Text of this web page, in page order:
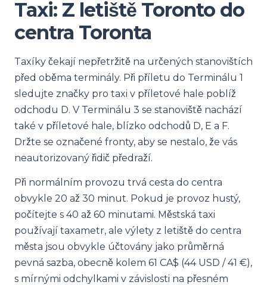
Taxi: Z letiště Toronto do
centra Toronta
Taxíky čekají nepřetržitě na určených stanovištích
před oběma terminály. Při příletu do Terminálu 1
sledujte značky pro taxi v příletové hale poblíž
odchodu D. V Terminálu 3 se stanoviště nachází
také v příletové hale, blízko odchodů D, E a F.
Držte se označené fronty, aby se nestalo, že vás
neautorizovaný řidič předraží.
Při normálním provozu trvá cesta do centra
obvykle 20 až 30 minut. Pokud je provoz hustý,
počítejte s 40 až 60 minutami. Městská taxi
používají taxametr, ale výlety z letiště do centra
města jsou obvykle účtovány jako průměrná
pevná sazba, obecně kolem 61 CA$ (44 USD / 41 €),
s mírnými odchylkami v závislosti na přesném